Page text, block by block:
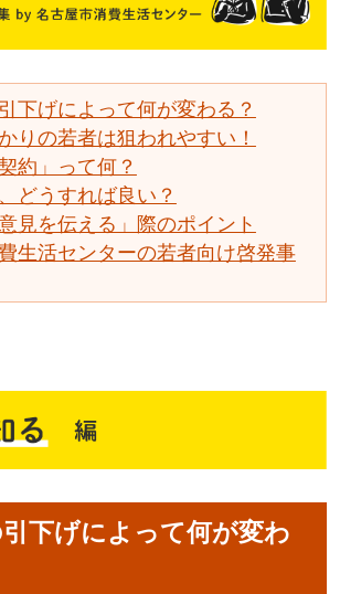
下げによって何が変わる？
りの若者は狙われやすい！
約」って何？
どうすれば良い？
見を伝える」際のポイント
生活センターの若者向け啓発事
下げによって何が変わ